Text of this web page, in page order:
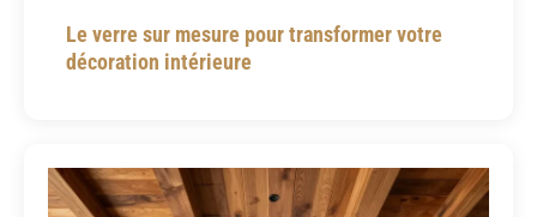
Le verre sur mesure pour transformer votre
décoration intérieure